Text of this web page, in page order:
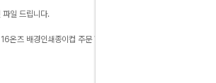
일 드립니다.
온즈 배경인쇄종이컵 주문 합니다.